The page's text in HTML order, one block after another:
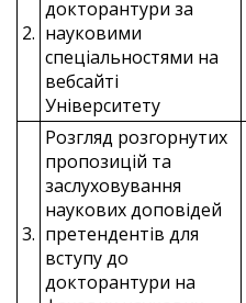
2.
докторантури за
науковими
спеціальностями на
вебсайті
Університету
3.
Розгляд розгорнутих
пропозицій та
заслуховування
наукових доповідей
претендентів для
вступу до
докторантури на